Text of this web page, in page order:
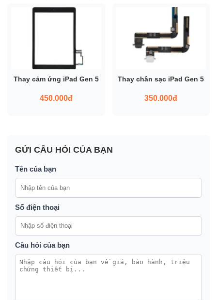
Thay cảm ứng iPad Gen 5
450.000đ
Thay chân sạc iPad Gen 5
350.000đ
GỬI CÂU HỎI CỦA BẠN
Tên của bạn
Số điện thoại
Câu hỏi của bạn